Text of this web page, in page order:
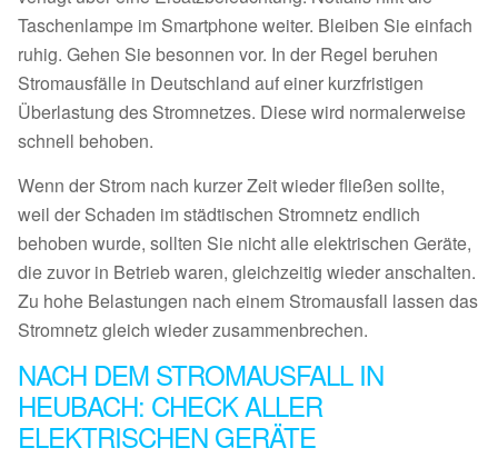
Taschenlampe im Smartphone weiter. Bleiben Sie einfach
ruhig. Gehen Sie besonnen vor. In der Regel beruhen
Stromausfälle in Deutschland auf einer kurzfristigen
Überlastung des Stromnetzes. Diese wird normalerweise
schnell behoben.
Wenn der Strom nach kurzer Zeit wieder fließen sollte,
weil der Schaden im städtischen Stromnetz endlich
behoben wurde, sollten Sie nicht alle elektrischen Geräte,
die zuvor in Betrieb waren, gleichzeitig wieder anschalten.
Zu hohe Belastungen nach einem Stromausfall lassen das
Stromnetz gleich wieder zusammenbrechen.
NACH DEM STROMAUSFALL IN
HEUBACH: CHECK ALLER
ELEKTRISCHEN GERÄTE